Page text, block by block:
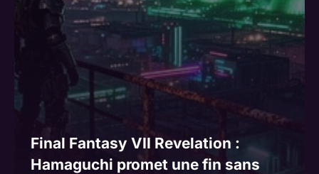
Final Fantasy VII Revelation :
Hamaguchi promet une fin sans